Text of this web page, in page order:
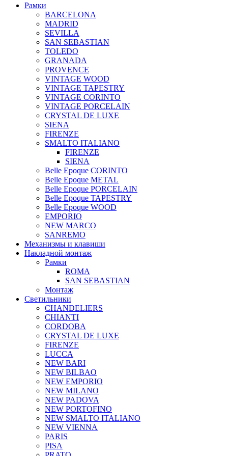
Рамки
BARCELONA
MADRID
SEVILLA
SAN SEBASTIAN
TOLEDO
GRANADA
PROVENCE
VINTAGE WOOD
VINTAGE TAPESTRY
VINTAGE CORINTO
VINTAGE PORCELAIN
CRYSTAL DE LUXE
SIENA
FIRENZE
SMALTO ITALIANO
FIRENZE
SIENA
Belle Epoque CORINTO
Belle Epoque METAL
Belle Epoque PORCELAIN
Belle Epoque TAPESTRY
Belle Epoque WOOD
EMPORIO
NEW MARCO
SANREMO
Механизмы и клавиши
Накладной монтаж
Рамки
ROMA
SAN SEBASTIAN
Монтаж
Светильники
CHANDELIERS
CHIANTI
CORDOBA
CRYSTAL DE LUXE
FIRENZE
LUCCA
NEW BARI
NEW BILBAO
NEW EMPORIO
NEW MILANO
NEW PADOVA
NEW PORTOFINO
NEW SMALTO ITALIANO
NEW VIENNA
PARIS
PISA